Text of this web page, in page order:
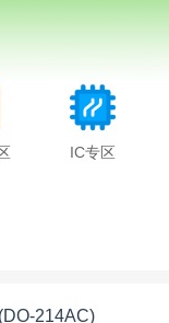
IC专区
214AC)